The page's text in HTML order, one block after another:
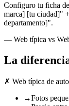
Configuro tu ficha
marca] [tu ciudad]"
departamento]".
— Web típica vs
La
✗ Web típica de
→Fotos